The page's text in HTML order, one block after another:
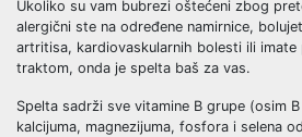
Ukoliko su vam bubrezi oštećeni zbog
alergični ste na određene namirnice,
artritisa, kardiovaskularnih bolesti ili
traktom, onda je spelta baš za vas.
Spelta sadrži sve vitamine B grupe (osim
kalcijuma, magnezijuma, fosfora i selena